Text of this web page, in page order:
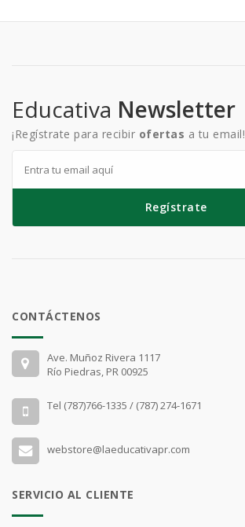
Educativa Newsletter
¡Regístrate para recibir ofertas a tu email!
Regístrate
CONTÁCTENOS
Ave. Muñoz Rivera 1117
Río Piedras, PR 00925
Tel (787)766-1335 / (787) 274-1671
webstore@laeducativapr.com
SERVICIO AL CLIENTE